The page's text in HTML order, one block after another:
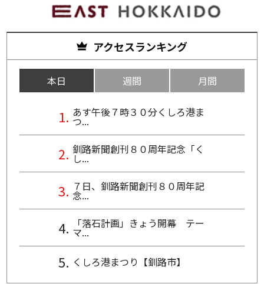
アクセスランキング
本日 週間 月間
あす午後７時３０分くしろ港ま
つ...
釧路新聞創刊８０周年記念「く
し...
７日、釧路新聞創刊８０周年記
念...
「落石計画」きょう開幕 テー
マ...
くしろ港まつり【釧路市】